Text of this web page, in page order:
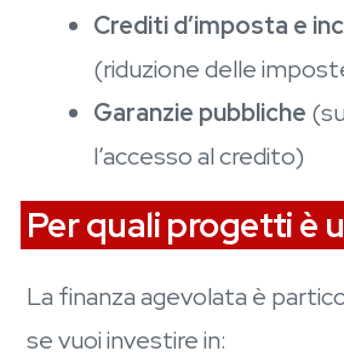
Crediti d’imposta e
(riduzione delle
Garanzie pubbliche
l’accesso al credito)
Per quali progetti è
La finanza agevolata è
se vuoi investire in: